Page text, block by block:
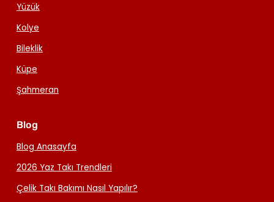
Yüzük
Kolye
Bileklik
Küpe
Şahmeran
Blog
Blog Anasayfa
2026 Yaz Takı Trendleri
Çelik Takı Bakımı Nasıl Yapılır?